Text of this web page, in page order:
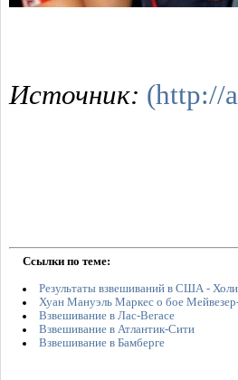
Источник: (http://
Ссылки по теме:
Результаты взвешиваний в США -
Хуан Мануэль Маркес о бое
Взвешивание в Лас-Вегасе
Взвешивание в Атлантик-Сити
Взвешивание в Бамберге